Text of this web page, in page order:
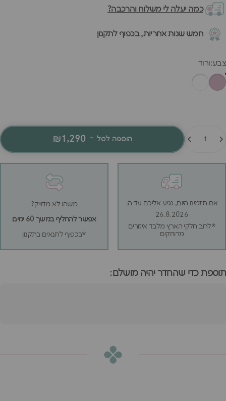
הרגע שילדות מגלות את המסגרת החזקה והמעקות הגבוהים הן כבר
יודעות שזאת המיטה שלהן לשנים הבאות. האיכות האירופאית החזקה
של המיטה מורגשת בכל פרט - מהצביעה הרכה למגע ועד לחיבורים
שלא מתנועעים גם אחרי שנים. המיטה הזאת נבנית לשרוד שנות ילדות
כמה יעלה לי משלוח והרכבה?
חמש שנות אחריות, בכפוף לתקנון
צבע
צבע:ורוד
הוספה לסל -
₪1,290
אם תזמינו היום, נגיע אליכם עד ה:
26.8.2026
*לרוב חלקי הארץ מלבד איזורים
מרוחקים
משהו לא מדוייק?
אפשר להחליף במשך 60 ימים
*בכפוף לתנאים בתקנון
תוספת כדי שהחדר יהיה מושלם: